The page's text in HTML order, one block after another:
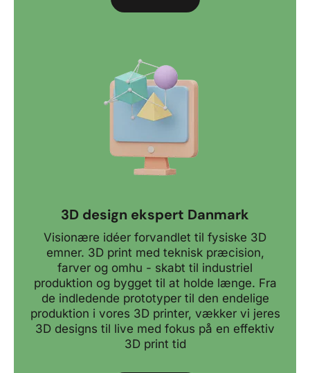
3D design ekspert Danmark
Visionære idéer forvandlet til fysiske 3D
emner. 3D print med teknisk præcision,
farver og omhu - skabt til industriel
produktion og bygget til at holde længe. Fra
de indledende prototyper til den endelige
produktion i vores 3D printer, vækker vi jeres
3D designs til live med fokus på en effektiv
3D print tid